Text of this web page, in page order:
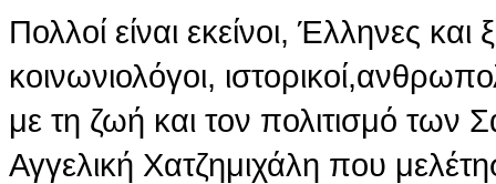
Πολλοί είναι εκείνοι, Έλληνες
κοινωνιολόγοι,
με τη ζωή και τον πολιτισμό
Αγγελική Χατζημιχάλη που